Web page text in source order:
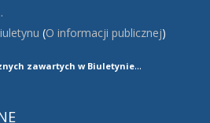
(O informacji publicznej)
zawartych w Biuletynie...